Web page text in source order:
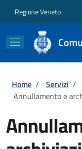
Regione Veneto
Briciole
Home / Servizi /
Annullamento e